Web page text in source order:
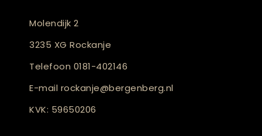
Molendijk 2
3235 XG Rockanje
Telefoon 0181-402146
E-mail rockanje@bergenberg.nl
KVK: 59650206